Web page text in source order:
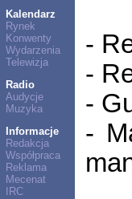
Kalendarz
Rynek
Konwenty
Wydarzenia
Telewizja
Radio
Audycje
Muzyka
Informacje
Redakcja
Współpraca
Reklama
Mecenat
IRC
-
-
-
-